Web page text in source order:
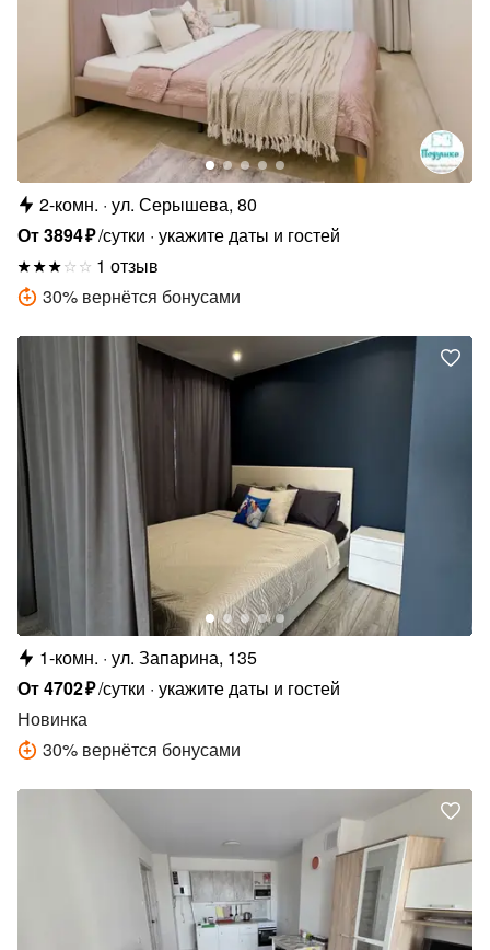
2-комн. ул. Серышева, 80
От3894₽/сутки укажите даты и гостей
1 отзыв
30% вернётся бонусами
1-комн. ул. Запарина, 135
От4702₽/сутки укажите даты и гостей
Новинка
30% вернётся бонусами